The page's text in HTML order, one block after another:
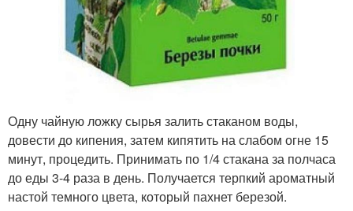
Одну чайную ложку сырья залить стаканом воды,
довести до кипения, затем кипятить на слабом огне 15
минут, процедить. Принимать по 1/4 стакана за полчаса
до еды 3-4 раза в день. Получается терпкий ароматный
настой темного цвета, который пахнет березой.